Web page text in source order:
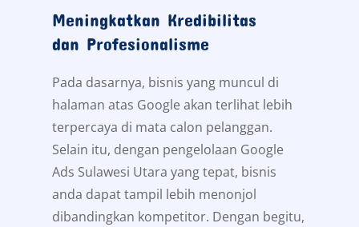
Meningkatkan Kredibilitas
dan Profesionalisme
Pada dasarnya, bisnis yang muncul di
halaman atas Google akan terlihat lebih
terpercaya di mata calon pelanggan.
Selain itu, dengan pengelolaan Google
Ads Sulawesi Utara yang tepat, bisnis
anda dapat tampil lebih menonjol
dibandingkan kompetitor. Dengan begitu,